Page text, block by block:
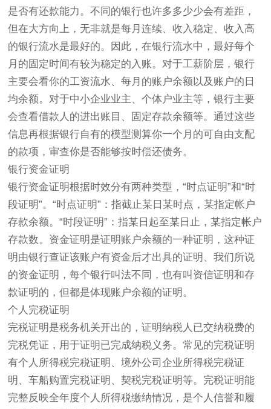
是否有还款能力。不同的银行也许多多少少会有差距，
但在大方向上，无非就是每月连续、收入稳定、收入高
的银行流水是最好的。因此，在银行流水中，最好每个
月的固定时间有较为稳定的入账。对于工薪阶层，银行
主要会看你的工资流水、每月的账户余额以及账户的日
均余额。对于中小企业业主、个体户业主等，银行主要
会查看借款人的进出账目、固定存款余额等。通过这些
信息再根据银行自有的模型测算你一个月的可自由支配
的款项，审查你是否能够按时偿还债务。
银行资金证明
银行资金证明根据时效分有两种类型，“时点证明”和“时
段证明”。“时点证明”：指截止某日某时点，某指定帐户
存款余额。“时段证明”：指某日起至某日止，某指定帐户
存款数。资金证明是证明账户余额的一种证明，这种证
明由银行查证该账户有资金后才出具的证明、我们所说
的资金证明，每个银行叫法不同，也有叫资信证明和存
款证明的，但都是体现账户余额的证明。
个人完税证明
完税证明是税务机关开出的，证明纳税人已交纳税费的
完税凭证，用于证明已完成纳税义务。常见的完税证明
有个人所得税完税证明、境外公司企业所得税完税证
明、车船购置完税证明、契税完税证明等。完税证明能
完整反映全年度个人所得税缴纳情况，是个人信誉和履